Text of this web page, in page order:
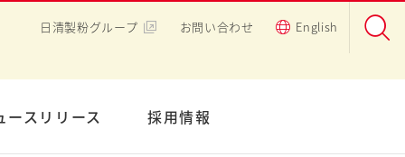
お問い合わせ English
日清製粉グループ
ースリリース 採用情報